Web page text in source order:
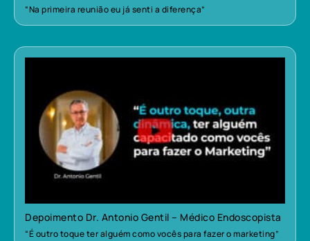
“Na primeira reunião eu já senti a diferença”
Depoimento Dr. Antonio Gentil – Médico Endoscopista
“É outro toque ter alguém como vocês para fazer o marketing”